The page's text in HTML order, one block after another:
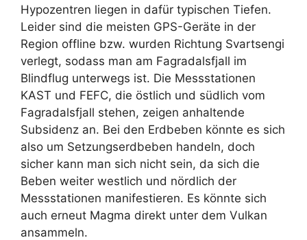
Hypozentren liegen in dafür typischen Tiefen.
Leider sind die meisten GPS-Geräte in der
Region offline bzw. wurden Richtung Svartsengi
verlegt, sodass man am Fagradalsfjall im
Blindflug unterwegs ist. Die Messstationen
KAST und FEFC, die östlich und südlich vom
Fagradalsfjall stehen, zeigen anhaltende
Subsidenz an. Bei den Erdbeben könnte es sich
also um Setzungserdbeben handeln, doch
sicher kann man sich nicht sein, da sich die
Beben weiter westlich und nördlich der
Messstationen manifestieren. Es könnte sich
auch erneut Magma direkt unter dem Vulkan
ansammeln.